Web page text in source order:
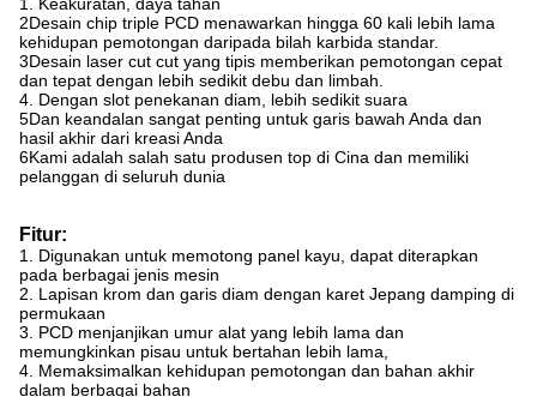
2Desain chip triple PCD menawarkan hingga 60 kali lebih lama
kehidupan pemotongan daripada bilah karbida standar.
3Desain laser cut cut yang tipis memberikan pemotongan cepat
dan tepat dengan lebih sedikit debu dan limbah.
4. Dengan slot penekanan diam, lebih sedikit suara
5Dan keandalan sangat penting untuk garis bawah Anda dan
hasil akhir dari kreasi Anda
6Kami adalah salah satu produsen top di Cina dan memiliki
pelanggan di seluruh dunia
Fitur:
1. Digunakan untuk memotong panel kayu, dapat diterapkan
pada berbagai jenis mesin
2. Lapisan krom dan garis diam dengan karet Jepang damping di
permukaan
3. PCD menjanjikan umur alat yang lebih lama dan
memungkinkan pisau untuk bertahan lebih lama,
4. Memaksimalkan kehidupan pemotongan dan bahan akhir
dalam berbagai bahan